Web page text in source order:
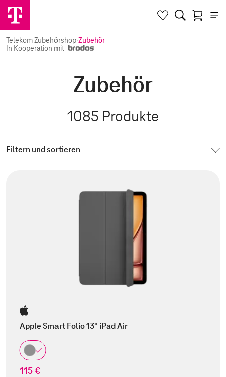
Telekom Zubehörshop·Zubehör
In Kooperation mit
Zubehör
1085 Produkte
Filtern und sortieren
Apple Smart Folio 13" iPad Air
115 €